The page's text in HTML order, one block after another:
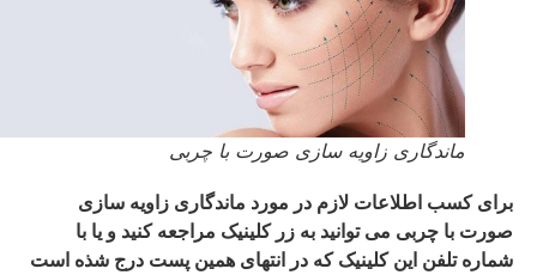
ماندگاری زاویه سازی صورت با چربی
برای کسب اطلاعات لازم در مورد ماندگاری زاویه سازی
صورت با چربی می توانید به زر کلینیک مراجعه کنید و یا با
شماره تلفن این کلینیک که در انتهای همین پست درج شذه است